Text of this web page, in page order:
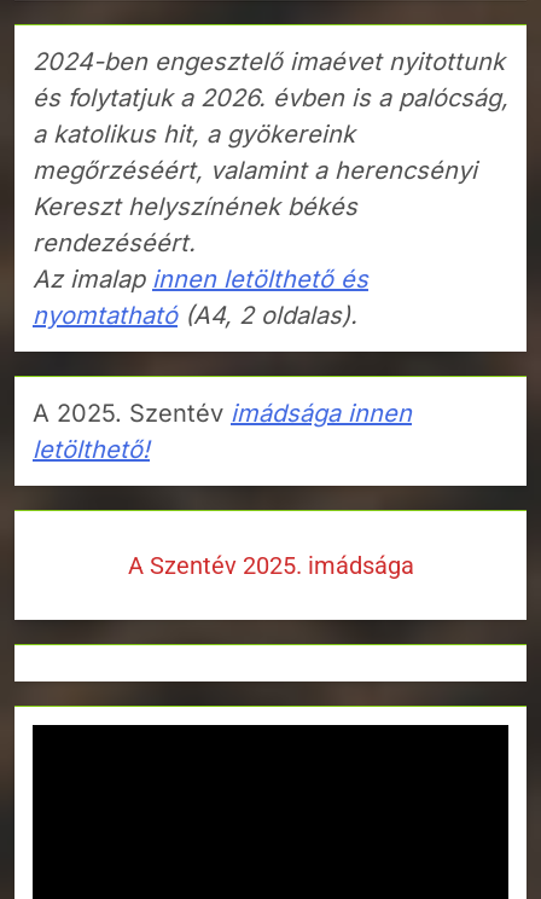
2024-ben engesztelő imaévet nyitottunk
és folytatjuk a 2026. évben is a palócság,
a katolikus hit, a gyökereink
megőrzéséért, valamint a herencsényi
Kereszt helyszínének békés
rendezéséért.
Az imalap innen letölthető és
nyomtatható(A4, 2 oldalas).
A 2025. Szentév imádsága innen
letölthető!
A Szentév 2025. imádsága